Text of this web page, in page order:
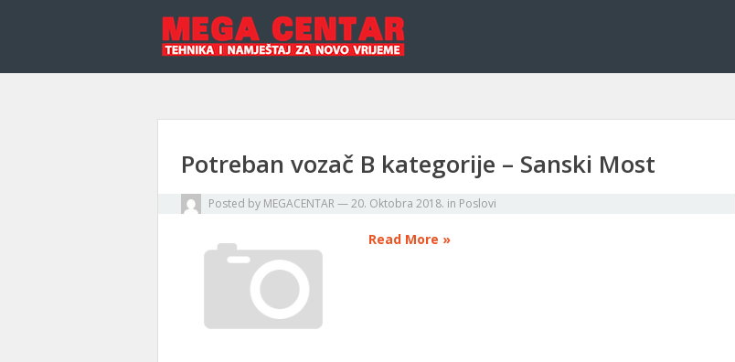
Potreban vozač B kategorije – Sanski Most
Posted by MEGACENTAR —20. Oktobra 2018. in Poslovi
Read More »